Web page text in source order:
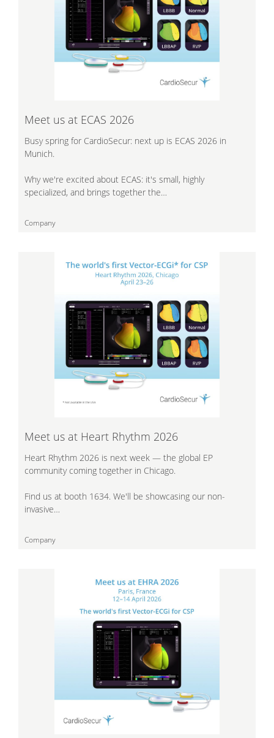
Meet us at ECAS 2026
Busy spring for CardioSecur: next up is ECAS 2026 in
Munich.
Why we're excited about ECAS: it's small, highly
specialized, and brings together the…
Company
Meet us at Heart Rhythm 2026
Heart Rhythm 2026 is next week — the global EP
community coming together in Chicago.
Find us at booth 1634. We'll be showcasing our non-
invasive…
Company